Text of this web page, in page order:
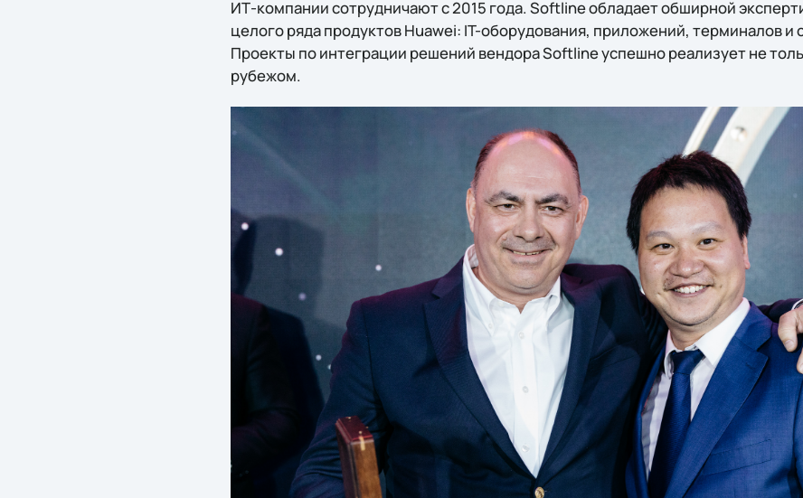
ИТ-компании сотрудничают с 2015 года. Softline обладает обширной
целого ряда продуктов Huawei: IT-оборудования, приложений, терминалов и
Проекты по интеграции решений вендора Softline успешно реализует не
рубежом.